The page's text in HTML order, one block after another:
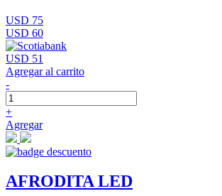
USD 75
USD 60
USD 51
Agregar al carrito
-
+
Agregar
AFRODITA LED